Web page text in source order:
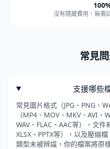
沒有隱藏費用，無需
常見
支援哪些
常見圖片格式（JPG、PNG、
（MP4、MOV、MKV、AVI、
WAV、FLAC、AAC等）、文件
XLSX、PPTX等），以及壓縮
類型未被辨識，你的檔案將原